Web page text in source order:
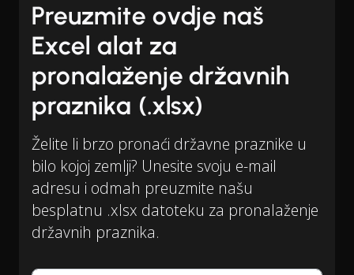
Preuzmite ovdje naš
Excel alat za
pronalaženje državnih
praznika (.xlsx)
Želite li brzo pronaći državne praznike u
bilo kojoj zemlji? Unesite svoju e-mail
adresu i odmah preuzmite našu
besplatnu .xlsx datoteku za pronalaženje
državnih praznika.